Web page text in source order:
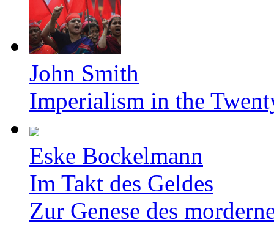
John Smith
Imperialism in the
Eske Bockelmann
Im Takt des Geldes
Zur Genese des